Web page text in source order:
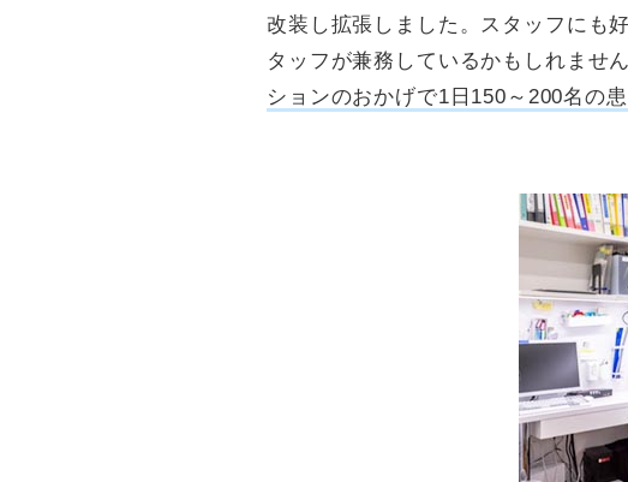
改装し拡張しました。スタッフにも
タッフが兼務しているかもしれませ
ションのおかげで1日150～200名の